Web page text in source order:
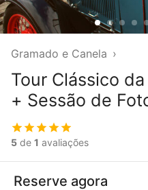
Gramado e Canela ›
Tour Clássico
+ Sessão de
5 de 1 avaliações
Reserve agora